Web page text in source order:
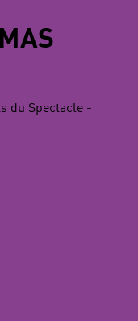
du Spectacle -